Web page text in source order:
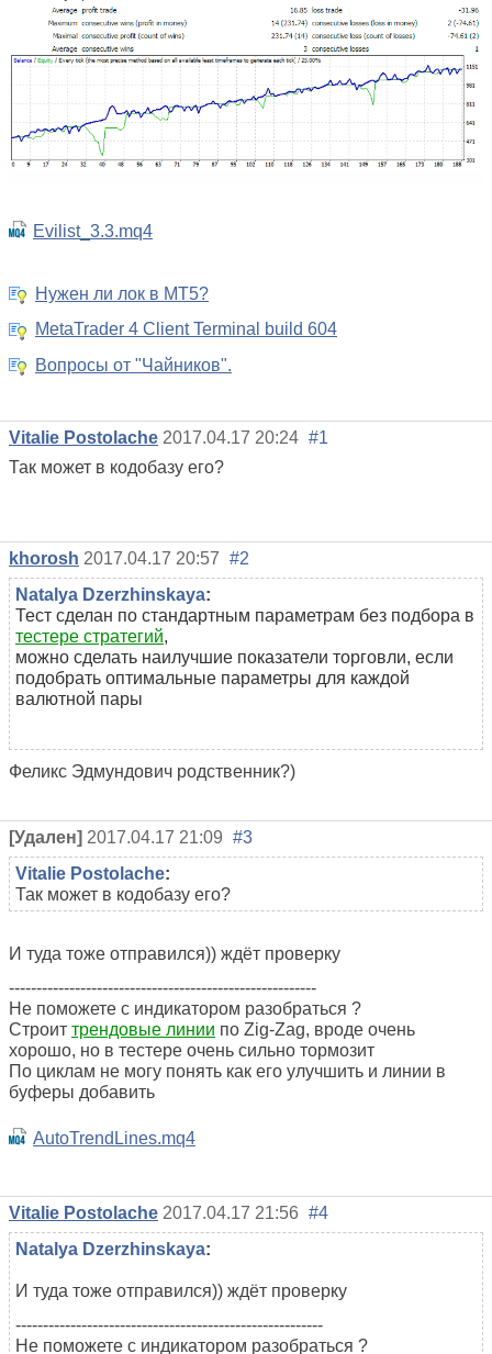
Evilist_3.3.mq4
Нужен ли лок в МТ5?
MetaTrader 4 Client Terminal build 604
Вопросы от "Чайников".
Vitalie Postolache 2017.04.17 20:24 #1
Так может в кодобазу его?
khorosh 2017.04.17 20:57 #2
Natalya Dzerzhinskaya:
Тест сделан по стандартным параметрам без подбора в
тестере стратегий,
можно сделать наилучшие показатели торговли, если
подобрать оптимальные параметры для каждой
валютной пары
Феликс Эдмундович родственник?)
[Удален] 2017.04.17 21:09 #3
Vitalie Postolache:
Так может в кодобазу его?
И туда тоже отправился)) ждёт проверку
--------------------------------------------------------
Не поможете с индикатором разобраться ?
Строит трендовые линии по Zig-Zag, вроде очень
хорошо, но в тестере очень сильно тормозит
По циклам не могу понять как его улучшить и линии в
буферы добавить
AutoTrendLines.mq4
Vitalie Postolache 2017.04.17 21:56 #4
Natalya Dzerzhinskaya:
И туда тоже отправился)) ждёт проверку
--------------------------------------------------------
Не поможете с индикатором разобраться ?